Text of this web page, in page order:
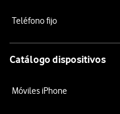
Teléfono fijo
Catálogo dispositivos
Móviles iPhone